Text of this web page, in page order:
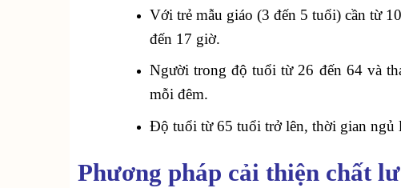
Với trẻ mẫu giáo (3 đến 5 tuổi) cần từ
đến 17 giờ.
Người trong độ tuổi từ 26 đến 64 và
mỗi đêm.
Độ tuổi từ 65 tuổi trở lên, thời gian ngủ
Phương pháp cải thiện chất